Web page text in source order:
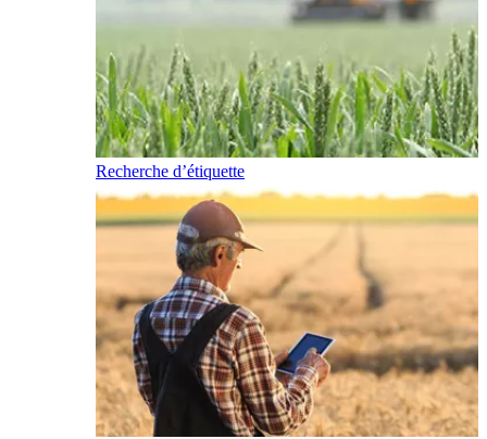
Recherche d’étiquette